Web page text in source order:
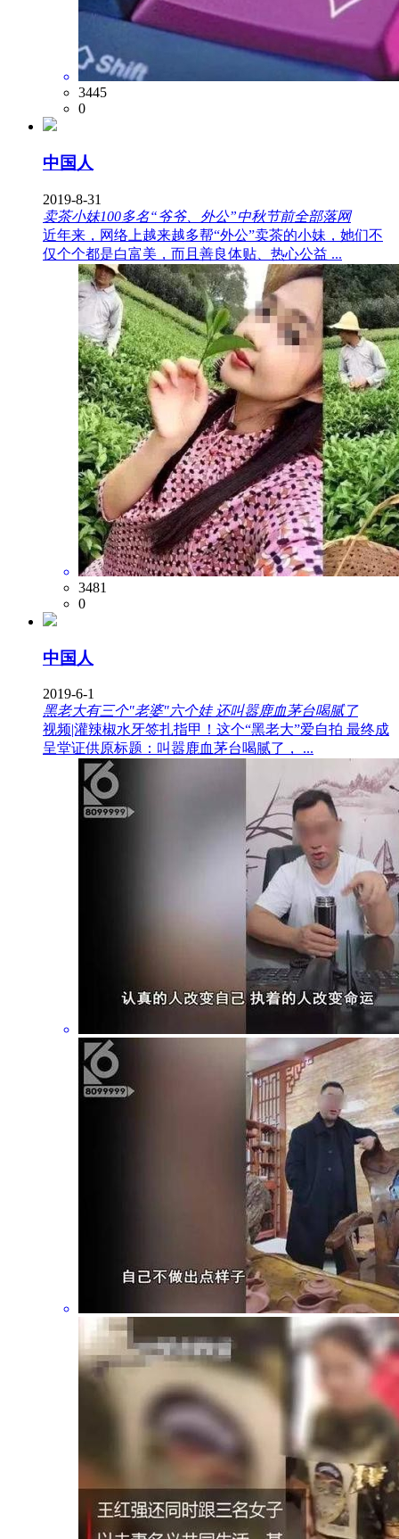
3445
0
中国人
2019-8-31
卖茶小妹100多名“爷爷、外公”中秋节前全部落网
近年来，网络上越来越多帮“外公”卖茶的小妹，她们不
仅个个都是白富美，而且善良体贴、热心公益 ...
3481
0
中国人
2019-6-1
黑老大有三个"老婆"六个娃 还叫嚣鹿血茅台喝腻了
视频|灌辣椒水牙签扎指甲！这个“黑老大”爱自拍 最终成
呈堂证供原标题：叫嚣鹿血茅台喝腻了， ...